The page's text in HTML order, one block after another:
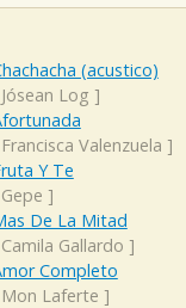
(acustico)
Jósean Log ]
Francisca Valenzuela ]
Y Te
Gepe ]
De La Mitad
Camila Gallardo ]
Completo
Mon Laferte ]